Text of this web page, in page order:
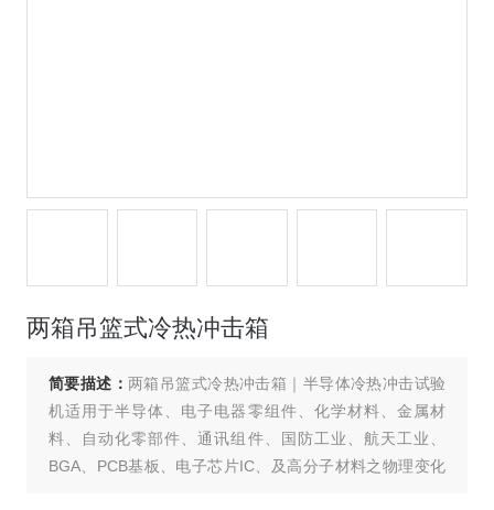
两箱吊篮式冷热冲击箱
简要描述：两箱吊篮式冷热冲击箱｜半导体冷热冲击试验
机适用于半导体、电子电器零组件、化学材料、金属材
料、自动化零部件、通讯组件、国防工业、航天工业、
BGA、PCB基板、电子芯片IC、及高分子材料之物理变化